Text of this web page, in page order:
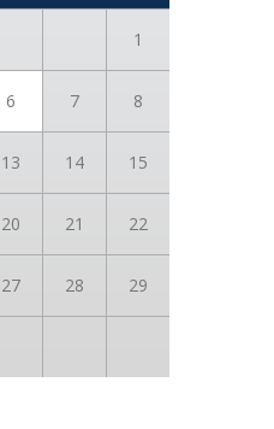
1
6 7 8
13 14 15
20 21 22
27 28 29